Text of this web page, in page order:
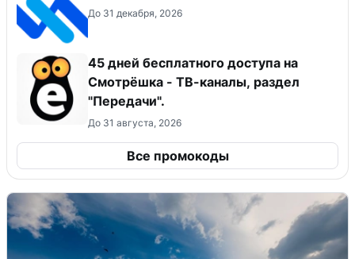
До 31 декабря, 2026
45 дней бесплатного доступа на
Смотрёшка - ТВ-каналы, раздел
"Передачи".
До 31 августа, 2026
Все промокоды